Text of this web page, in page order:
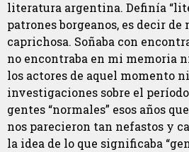
literatura argentina. Definía
patrones borgeanos, es decir
caprichosa. Soñaba con
no encontraba en mi memoria
los actores de aquel momento
investigaciones sobre el
gentes “normales” esos años
nos parecieron tan nefastos y
la idea de lo que significaba